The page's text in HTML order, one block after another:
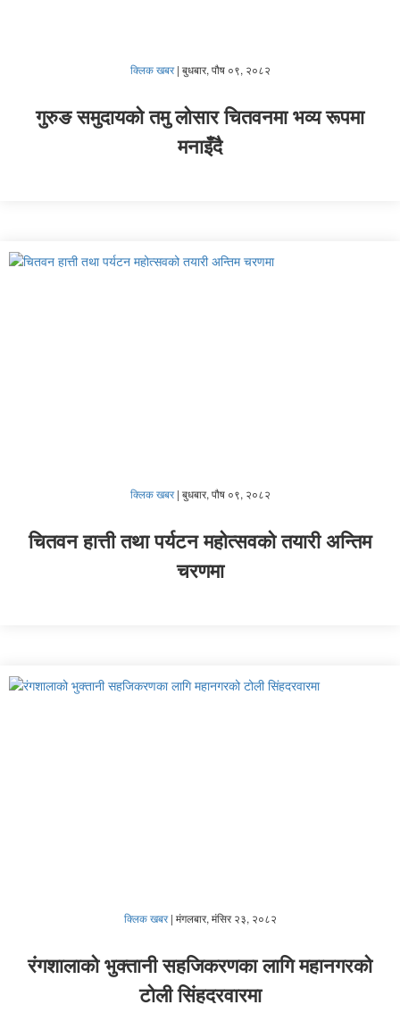
क्लिक खबर| बुधबार, पौष ०९, २०८२
गुरुङ समुदायको तमु लोसार चितवनमा भव्य रूपमा
मनाइँदै
क्लिक खबर| बुधबार, पौष ०९, २०८२
चितवन हात्ती तथा पर्यटन महोत्सवको तयारी अन्तिम
चरणमा
क्लिक खबर| मंगलबार, मंसिर २३, २०८२
रंगशालाको भुक्तानी सहजिकरणका लागि महानगरको
टोली सिंहदरवारमा